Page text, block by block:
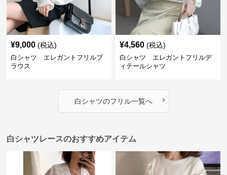
¥9,000 (税込)
白シャツ エレガントフリルブ
ラウス
¥4,560 (税込)
白シャツ エレガントフリルデ
ィテールシャツ
白シャツのフリル一覧へ ›
白シャツレースのおすすめアイテム